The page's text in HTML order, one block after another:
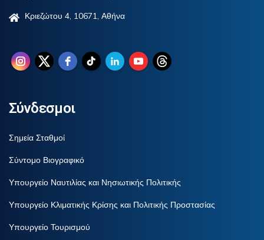
Κριεζώτου 4, 10671, Αθήνα
Σύνδεσμοι
Σημεία Σταθμοί
Σύντομο Βιογραφικό
Υπουργείο Ναυτιλίας και Νησιωτικής Πολιτικής
Υπουργείο Κλιματικής Κρίσης και Πολιτικής Προστασίας
Υπουργείο Τουρισμού